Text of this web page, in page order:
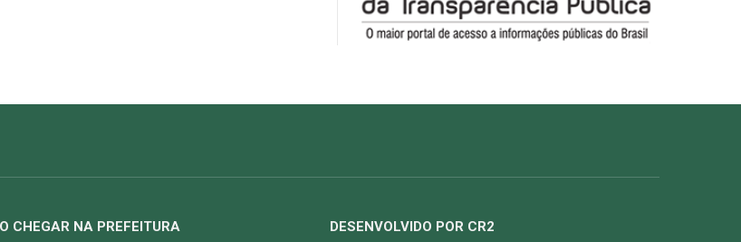
CHEGAR NA PREFEITURA DESENVOLVIDO POR CR2